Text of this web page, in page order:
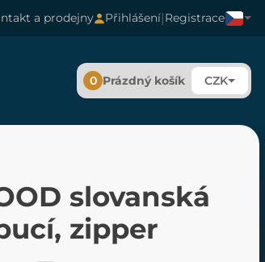
a prodejny Přihlášení|Registrace
0 Prázdný košík CZK
slovanská
zipper